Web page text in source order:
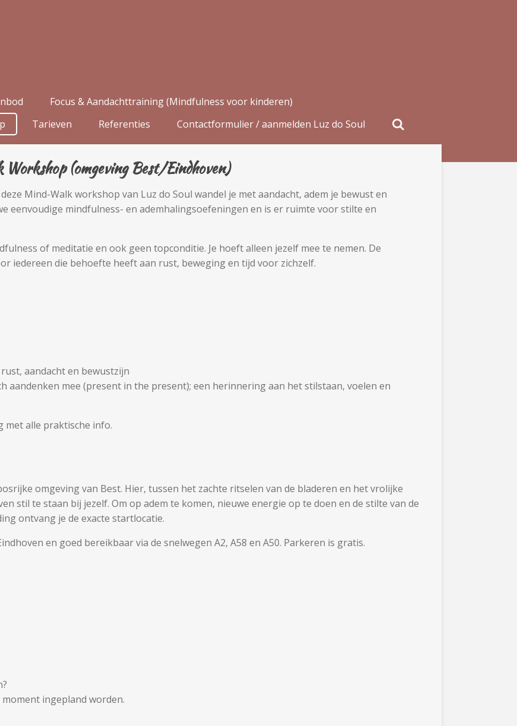
Focus & Aandachttraining (Mindfulness voor kinderen)
Tarieven Referenties Contactformulier / aanmelden Luz do Soul
(omgeving Best/Eindhoven)
Mind-Walk workshop van Luz do Soul wandel je met aandacht, adem je bewust en
eenvoudige mindfulness- en ademhalingsoefeningen en is er ruimte voor stilte en
of meditatie en ook geen topconditie. Je hoeft alleen jezelf mee te nemen. De
iedereen die behoefte heeft aan rust, beweging en tijd voor zichzelf.
aandacht en bewustzijn
aandenken mee (present in the present); een herinnering aan het stilstaan, voelen en
met alle praktische info.
omgeving van Best. Hier, tussen het zachte ritselen van de bladeren en het vrolijke
stil te staan bij jezelf. Om op adem te komen, nieuwe energie op te doen en de stilte van de
ontvang je de exacte startlocatie.
en goed bereikbaar via de snelwegen A2, A58 en A50. Parkeren is gratis.
ingepland worden.